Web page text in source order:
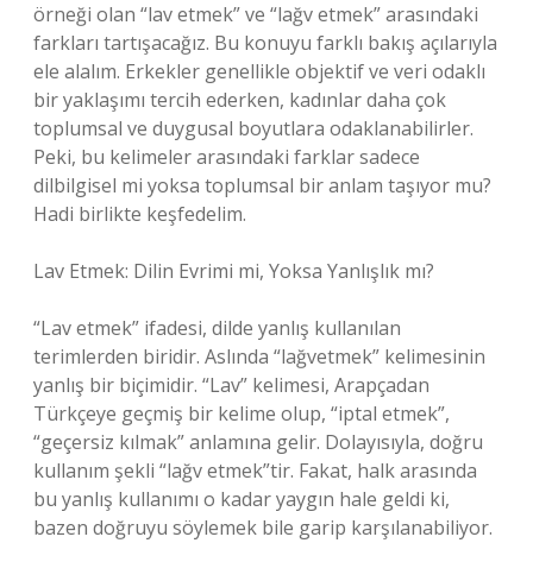
örneği olan “lav etmek” ve “lağv etmek” arasındaki
farkları tartışacağız. Bu konuyu farklı bakış açılarıyla
ele alalım. Erkekler genellikle objektif ve veri odaklı
bir yaklaşımı tercih ederken, kadınlar daha çok
toplumsal ve duygusal boyutlara odaklanabilirler.
Peki, bu kelimeler arasındaki farklar sadece
dilbilgisel mi yoksa toplumsal bir anlam taşıyor mu?
Hadi birlikte keşfedelim.
Lav Etmek: Dilin Evrimi mi, Yoksa Yanlışlık mı?
“Lav etmek” ifadesi, dilde yanlış kullanılan
terimlerden biridir. Aslında “lağvetmek” kelimesinin
yanlış bir biçimidir. “Lav” kelimesi, Arapçadan
Türkçeye geçmiş bir kelime olup, “iptal etmek”,
“geçersiz kılmak” anlamına gelir. Dolayısıyla, doğru
kullanım şekli “lağv etmek”tir. Fakat, halk arasında
bu yanlış kullanımı o kadar yaygın hale geldi ki,
bazen doğruyu söylemek bile garip karşılanabiliyor.